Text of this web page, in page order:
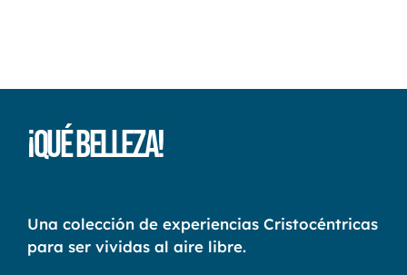
¡Qué Belleza!
Una colección de experiencias Cristocéntricas
para ser vividas al aire libre.